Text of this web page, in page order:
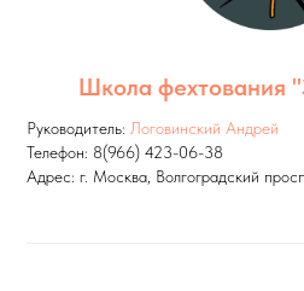
Школа фехтования
Руководитель: Логовинский Андрей
Телефон: 8(966) 423-06-38
Адрес: г. Москва, Волгоградский